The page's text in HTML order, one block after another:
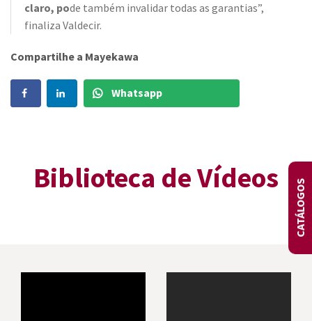
claro, pode também invalidar todas as garantias”,
finaliza Valdecir.
Compartilhe a Mayekawa
Whatsapp
Biblioteca de Vídeos
CATÁLOGOS